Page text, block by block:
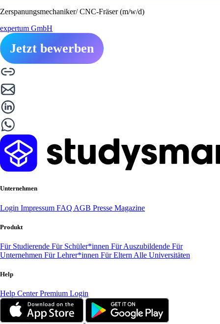
Zerspanungsmechaniker/ CNC-Fräser (m/w/d)
expertum GmbH
Jetzt bewerben
Unternehmen
Login Impressum FAQ AGB Presse Magazine
Produkt
Für Studierende Für Schüler*innen Für Auszubildende Für
Unternehmen Für Lehrer*innen Für Eltern Alle Universitäten
Help
Help CenterPremium Login